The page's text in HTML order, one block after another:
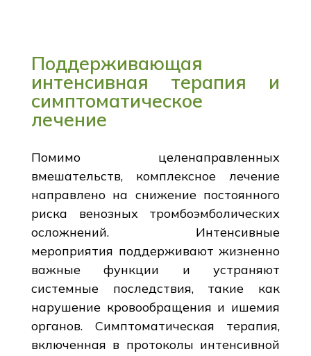
Поддерживающая
интенсивная терапия и
симптоматическое
лечение
Помимо целенаправленных
вмешательств, комплексное лечение
направлено на снижение постоянного
риска венозных тромбоэмболических
осложнений. Интенсивные
мероприятия поддерживают жизненно
важные функции и устраняют
системные последствия, такие как
нарушение кровообращения и ишемия
органов. Симптоматическая терапия,
включенная в протоколы интенсивной